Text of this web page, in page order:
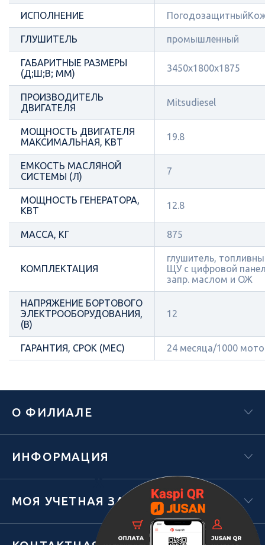
ИСПОЛНЕНИЕ
ГЛУШИТЕЛЬ промышленный
ГАБАРИТНЫЕ РАЗМЕРЫ
(Д;Ш;В; ММ)
3450х1800х1875
ПРОИЗВОДИТЕЛЬ
ДВИГАТЕЛЯ
Mitsudiesel
МОЩНОСТЬ ДВИГАТЕЛЯ
МАКСИМАЛЬНАЯ, КВТ
19.8
ЕМКОСТЬ МАСЛЯНОЙ
СИСТЕМЫ (Л)
7
МОЩНОСТЬ ГЕНЕРАТОРА,
КВТ
12.8
МАССА, КГ 875
КОМПЛЕКТАЦИЯ
глушитель,
ЩУ с цифровой
запр. маслом и ОЖ
НАПРЯЖЕНИЕ БОРТОВОГО
ЭЛЕКТРООБОРУДОВАНИЯ,
(В)
12
ГАРАНТИЯ, СРОК (МЕС) 24 месяца/1000
Х
О ФИЛИАЛЕ
ИНФОРМАЦИЯ
МОЯ УЧЕТНАЯ ЗАПИСЬ